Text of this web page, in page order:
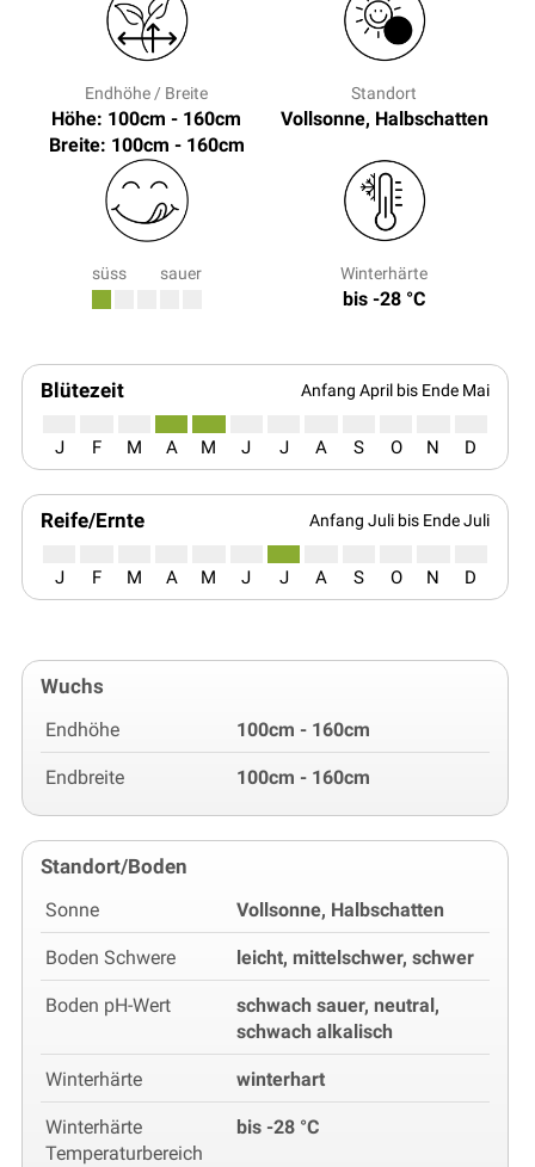
Endhöhe / Breite
Höhe: 100cm - 160cm
Breite: 100cm - 160cm
Standort
Vollsonne, Halbschatten
süss sauer Winterhärte
bis -28 °C
Blütezeit Anfang April bis Ende Mai
J F M A M J J A S O N D
Reife/Ernte Anfang Juli bis Ende Juli
J F M A M J J A S O N D
Wuchs
Endhöhe 100cm - 160cm
Endbreite 100cm - 160cm
Standort/Boden
Sonne Vollsonne, Halbschatten
Boden Schwere leicht, mittelschwer, schwer
Boden pH-Wert
schwach sauer, neutral,
schwach alkalisch
Winterhärte winterhart
Winterhärte
Temperaturbereich
bis -28 °C